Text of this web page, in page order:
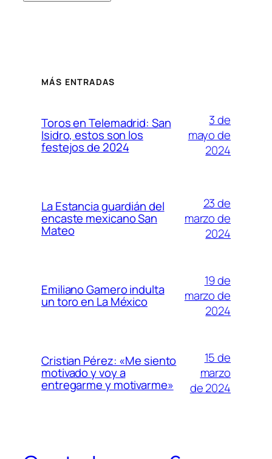
MÁS ENTRADAS
Toros en Telemadrid: San
Isidro, estos son los
festejos de 2024
3 de
mayo de
2024
La Estancia guardián del
encaste mexicano San
Mateo
23 de
marzo de
2024
Emiliano Gamero indulta
un toro en La México
19 de
marzo de
2024
Cristian Pérez: «Me siento
motivado y voy a
entregarme y motivarme»
15 de
marzo
de 2024